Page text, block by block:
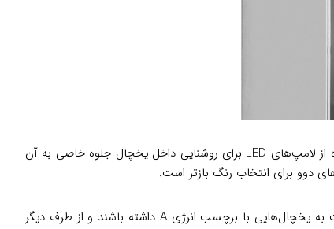
مدل 3133GW با طراحی زیبایش نظر بسیاری از افراد را به خود جلب کرده است. وجود یک صفحه نمایش LED با طراحی گرافیکی و همچنین استفاده از لامپ‌های LED برای روشنایی داخل یخچال جلوه خاصی به آن
دوو برای انتخاب رنگ بازتر است.
ویژگی بعدی این یخچال مدیریت هوشمند انرژی است. از یک طرف وجود برچسب انرژی A+ باعث شده این وسیله تا 25 درصد مصرف کمتری نسبت به یخچال‌هایی با برچسب انرژی A داشته باشند و از طرف دیگر